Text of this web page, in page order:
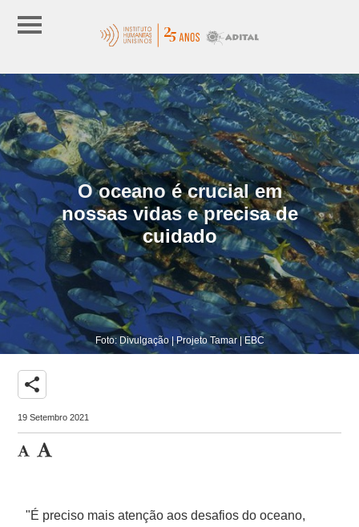
O oceano é crucial em
nossas vidas e precisa de
cuidado
Foto: Divulgação | Projeto Tamar | EBC
share
19 Setembro 2021
"É preciso mais atenção aos desafios do oceano,